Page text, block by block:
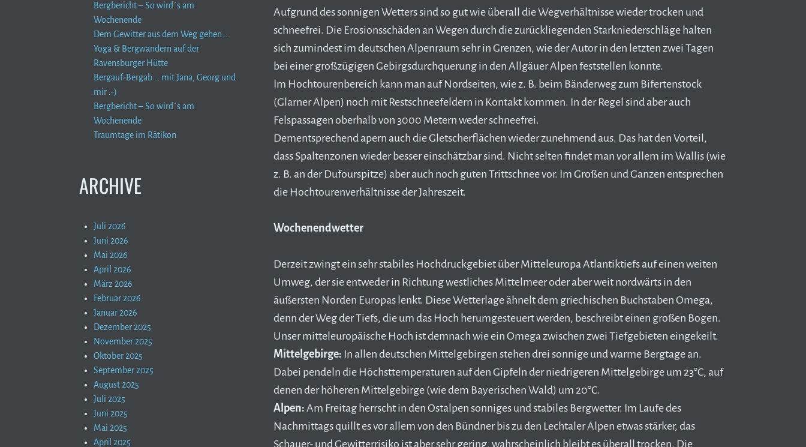
Aufgrund des sonnigen Wetters sind so gut wie überall die Wegverhältnisse wieder trocken und
schneefrei. Die Erosionsschäden an Wegen durch die zurückliegenden Starkniederschläge halten
sich zumindest im deutschen Alpenraum sehr in Grenzen, wie der Autor in den letzten zwei Tagen
bei einer großzügigen Gebirgsdurchquerung in den Allgäuer Alpen feststellen konnte.
Im Hochtourenbereich kann man auf Nordseiten, wie z. B. beim Bänderweg zum Bifertenstock
(Glarner Alpen) noch mit Restschneefeldern in Kontakt kommen. In der Regel sind aber auch
Felspassagen oberhalb von 3000 Metern weder schneefrei.
Dementsprechend apern auch die Gletscherflächen wieder zunehmend aus. Das hat den Vorteil,
dass Spaltenzonen wieder besser einschätzbar sind. Nicht selten findet man vor allem im Wallis (wie
z. B. an der Dufourspitze) aber auch noch guten Trittschnee vor. Im Großen und Ganzen entsprechen
die Hochtourenverhältnisse der Jahreszeit.
Wochenendwetter
Derzeit zwingt ein sehr stabiles Hochdruckgebiet über Mitteleuropa Atlantiktiefs auf einen weiten
Umweg, der sie entweder in Richtung westliches Mittelmeer oder aber weit nordwärts in den
äußersten Norden Europas lenkt. Diese Wetterlage ähnelt dem griechischen Buchstaben Omega,
denn der Weg der Tiefs, die um das Hoch herumgesteuert werden, beschreibt einen großen Bogen.
Unser mitteleuropäische Hoch ist demnach wie ein Omega zwischen zwei Tiefgebieten eingekeilt.
Mittelgebirge: In allen deutschen Mittelgebirgen stehen drei sonnige und warme Bergtage an.
Dabei pendeln die Höchsttemperaturen auf den Gipfeln der niedrigeren Mittelgebirge um 23°C, auf
denen der höheren Mittelgebirge (wie dem Bayerischen Wald) um 20°C.
Alpen: Am Freitag herrscht in den Ostalpen sonniges und stabiles Bergwetter. Im Laufe des
Nachmittags quillt es vor allem von den Bündner bis zu den Lechtaler Alpen etwas stärker, das
Schauer- und Gewitterrisiko ist aber sehr gering, wahrscheinlich bleibt es überall trocken. Die
Bergbericht – So wird´s am
Wochenende
Dem Gewitter aus dem Weg gehen …
Yoga & Bergwandern auf der
Ravensburger Hütte
Bergauf-Bergab … mit Jana, Georg und
mir :-)
Bergbericht – So wird´s am
Wochenende
Traumtage im Rätikon
ARCHIVE
Juli 2026
Juni 2026
Mai 2026
April 2026
März 2026
Februar 2026
Januar 2026
Dezember 2025
November 2025
Oktober 2025
September 2025
August 2025
Juli 2025
Juni 2025
Mai 2025
April 2025